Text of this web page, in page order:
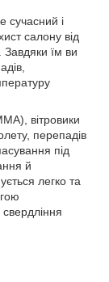
сучасний і
салону від
Завдяки їм ви
вітровики
перепадів
під
й
легко та